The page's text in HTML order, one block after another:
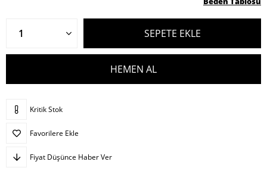
Kritik Stok
Favorilere Ekle
Fiyat Düşünce Haber Ver